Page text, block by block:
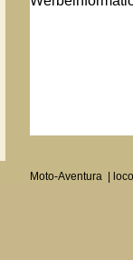
Moto-Aventura |